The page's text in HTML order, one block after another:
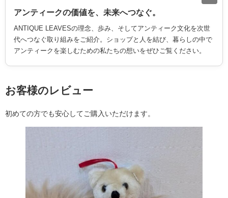
アンティークの価値を、未来へつなぐ。
ANTIQUE LEAVESの理念、歩み、そしてアンティーク文化を次世
代へつなぐ取り組みをご紹介。ショップと人を結び、暮らしの中で
アンティークを楽しむための私たちの想いをぜひご覧ください。
お客様のレビュー
初めての方でも安心してご購入いただけます。